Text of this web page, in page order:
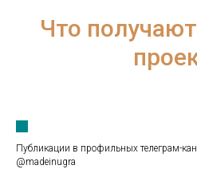
Что
Публикации в профильных телеграм-
@madeinugra